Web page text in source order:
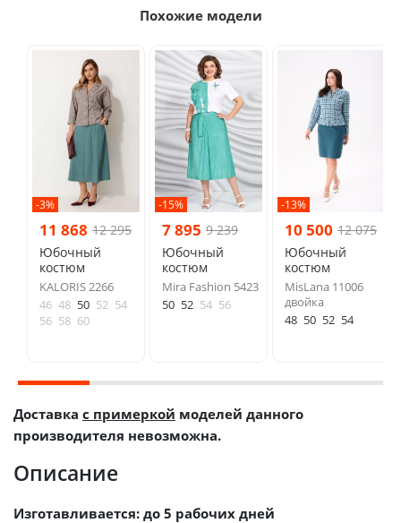
Похожие модели
-3%
11 868 12 295
Юбочный
костюм
KALORIS 2266
46 48 50 52 54
56 58 60
-15%
7 895 9 239
Юбочный
костюм
Mira Fashion 5423
50 52 54 56
-13%
10 500 12 075
Юбочный
костюм
MisLana 11006
двойка
48 50 52 54
Доставка с примеркой моделей данного
производителя невозможна.
Описание
Изготавливается: до 5 рабочих дней